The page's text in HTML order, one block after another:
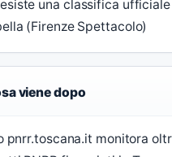
una classifica
(Firenze Spettacolo)
viene dopo
pnrr.toscana.it monitora